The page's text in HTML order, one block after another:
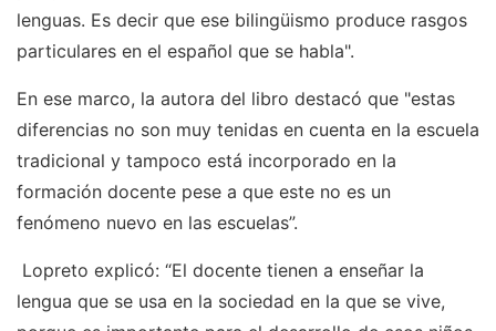
lenguas. Es decir que ese bilingüismo produce rasgos
particulares en el español que se habla".
En ese marco, la autora del libro destacó que "estas
diferencias no son muy tenidas en cuenta en la escuela
tradicional y tampoco está incorporado en la
formación docente pese a que este no es un
fenómeno nuevo en las escuelas”.
Lopreto explicó: “El docente tienen a enseñar la
lengua que se usa en la sociedad en la que se vive,